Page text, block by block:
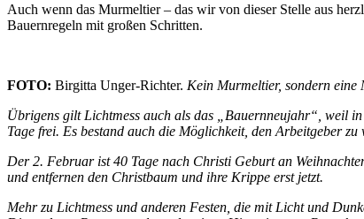
Auch wenn das Murmeltier – das wir von dieser Stelle aus
Bauernregeln mit großen Schritten.
FOTO: Birgitta Unger-Richter. Kein Murmeltier, sondern eine
Übrigens gilt Lichtmess auch als das „Bauernneujahr“, weil
Tage frei. Es bestand auch die Möglichkeit, den Arbeitgeber zu
Der 2. Februar ist 40 Tage nach Christi Geburt an
und entfernen den Christbaum und ihre Krippe erst jetzt.
Mehr zu Lichtmess und anderen Festen, die mit Licht und